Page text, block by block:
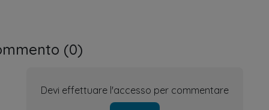
(0)
Devi effettuare l'accesso per commentare